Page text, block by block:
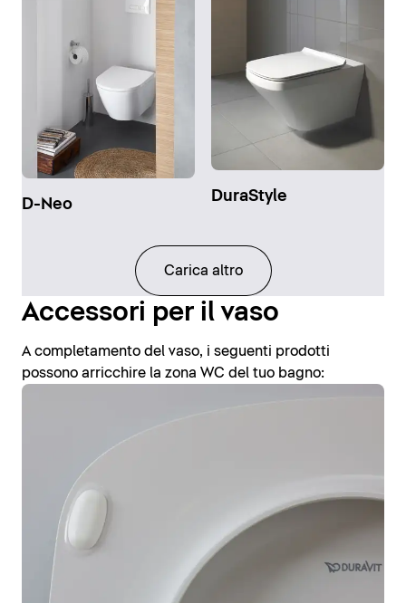
D-Neo
DuraStyle
Carica altro
Accessori per il vaso
A completamento del vaso, i seguenti prodotti
possono arricchire la zona WC del tuo bagno: